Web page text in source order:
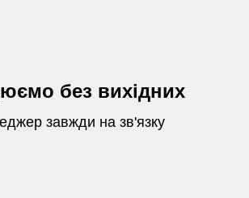
без вихідних
завжди на зв'язку